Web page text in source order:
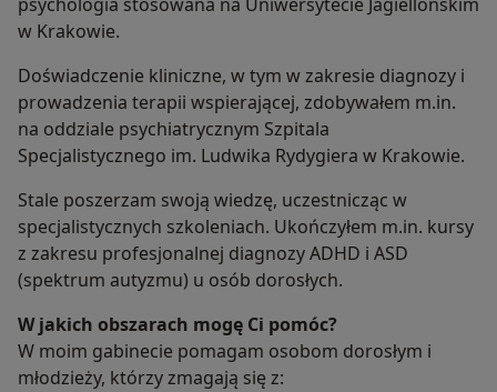
psychologia stosowana na Uniwersytecie Jagiellońskim
w Krakowie.
Doświadczenie kliniczne, w tym w zakresie diagnozy i
prowadzenia terapii wspierającej, zdobywałem m.in.
na oddziale psychiatrycznym Szpitala
Specjalistycznego im. Ludwika Rydygiera w Krakowie.
Stale poszerzam swoją wiedzę, uczestnicząc w
specjalistycznych szkoleniach. Ukończyłem m.in. kursy
z zakresu profesjonalnej diagnozy ADHD i ASD
(spektrum autyzmu) u osób dorosłych.
W jakich obszarach mogę Ci pomóc?
W moim gabinecie pomagam osobom dorosłym i
młodzieży, którzy zmagają się z: